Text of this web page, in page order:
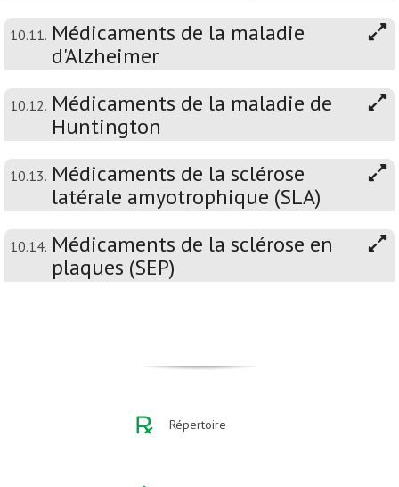
10.11. Médicaments de la maladie
d'Alzheimer
10.12. Médicaments de la maladie de
Huntington
10.13. Médicaments de la sclérose
latérale amyotrophique (SLA)
10.14. Médicaments de la sclérose en
plaques (SEP)
Répertoire